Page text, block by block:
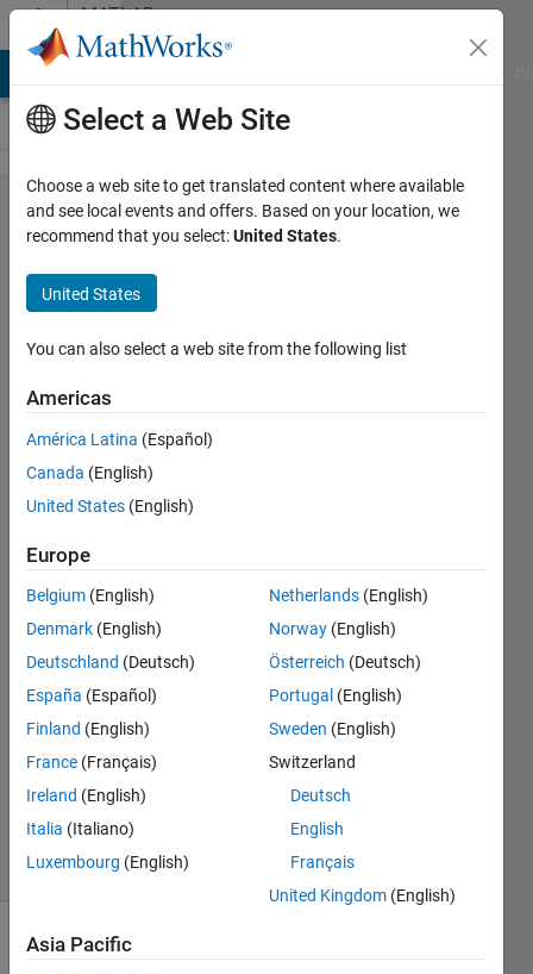
Skip to contentMATLAB
Answers
画像フ
ォルダ
を読み
取​る際
に、不
要なフ
ァイ​ル
を名前
で指定
法
翔
17 Jan
1 Answer
Answer
Accepted
Updated
12 Views
(30 days)
Select a Web Site
Choose a web site to get translated content where available
and see local events and offers. Based on your location, we
recommend that you select:United States.
United States
You can also select a web site from the following list
Americas
América Latina (Español)
Canada (English)
United States (English)
Europe
Belgium (English)
Denmark (English)
Deutschland (Deutsch)
España (Español)
Finland (English)
France (Français)
Ireland (English)
Italia (Italiano)
Luxembourg (English)
Netherlands (English)
Norway (English)
Österreich (Deutsch)
Portugal (English)
Sweden (English)
Switzerland
Deutsch
English
Français
United Kingdom (English)
Asia Pacific